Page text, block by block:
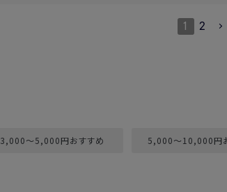
1 2
3,000～5,000円おすすめ 5,000～10,000円